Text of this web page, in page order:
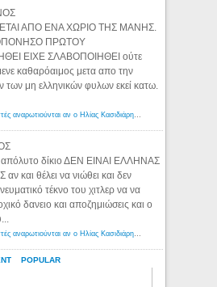
POPULAR
ΑΠΟ ΕΝΑ ΧΩΡΙΟ ΤΗΣ ΜΑΝΗΣ.
ΠΡΩΤΟΥ
ΕΙΧΕ ΣΛΑΒΟΠΟΙΗΘΕΙ ούτε
καθαρόαιμος μετα απο την
των μη ελληνικών φυλων εκεί κατω.
Αμερικανοί ρατσιστές αναρωτιούνται αν ο Ηλίας Κασιδιάρης ανήκει στη λευκή φυλή... - Λόγιος Ερμής
δίκιο ΔΕΝ ΕΙΝΑΙ ΕΛΛΗΝΑΣ
και θέλει να νιώθει και δεν
τέκνο του χιτλερ να να
δανειο και αποζημιώσεις και ο
Αμερικανοί ρατσιστές αναρωτιούνται αν ο Ηλίας Κασιδιάρης ανήκει στη λευκή φυλή... - Λόγιος Ερμής